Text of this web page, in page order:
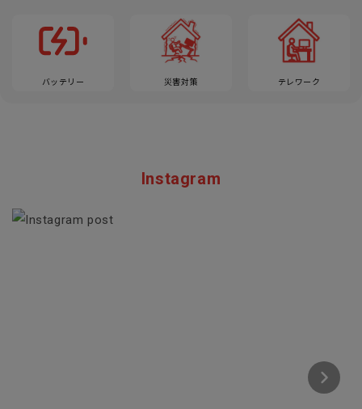
バッテリー 災害対策 テレワーク
Instagram